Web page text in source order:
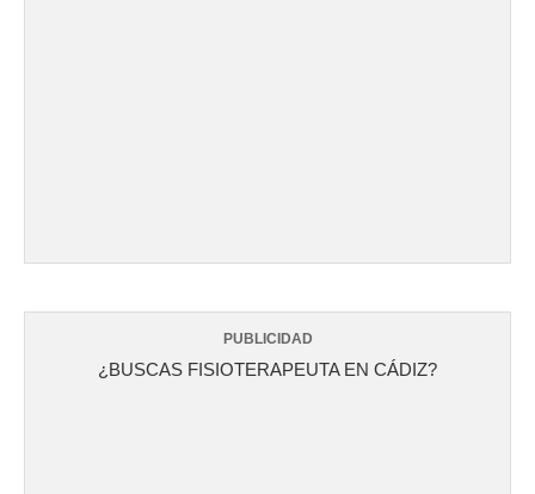
PUBLICIDAD
¿BUSCAS FISIOTERAPEUTA EN CÁDIZ?